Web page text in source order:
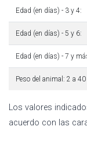
Edad (en días) - 3 y 4:
Edad (en días) - 5 y 6:
Edad (en días) - 7 y
Peso del animal: 2 a 40
Los valores
acuerdo con las